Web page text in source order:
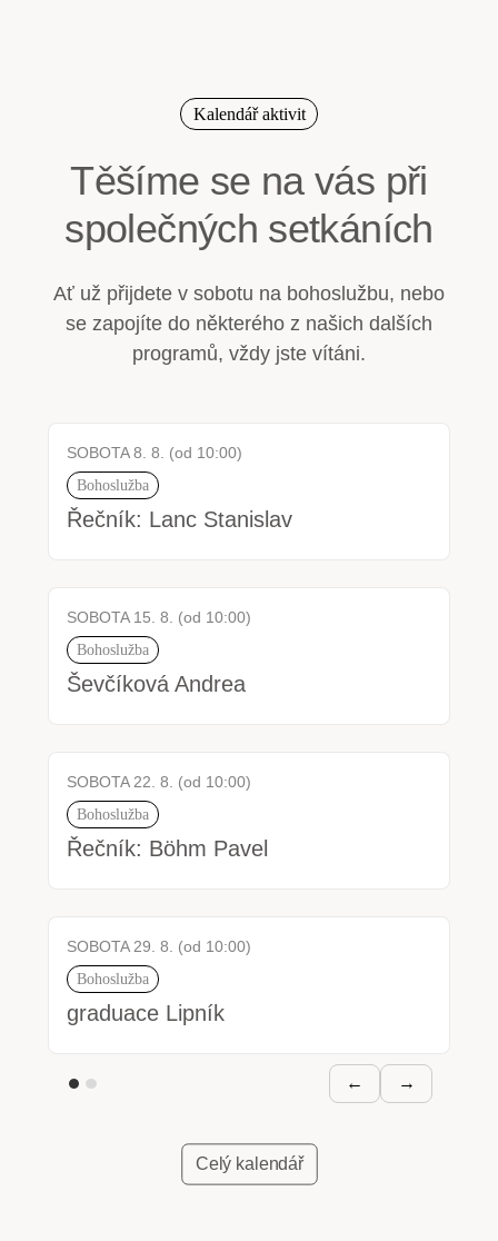
Kalendář aktivit
Těšíme se na vás při
společných setkáních
Ať už přijdete v sobotu na bohoslužbu, nebo
se zapojíte do některého z našich dalších
programů, vždy jste vítáni.
SOBOTA 8. 8. (od 10:00)
Bohoslužba
Řečník: Lanc Stanislav
SOBOTA 15. 8. (od 10:00)
Bohoslužba
Ševčíková Andrea
SOBOTA 22. 8. (od 10:00)
Bohoslužba
Řečník: Böhm Pavel
SOBOTA 29. 8. (od 10:00)
Bohoslužba
graduace Lipník
← →
Celý kalendář